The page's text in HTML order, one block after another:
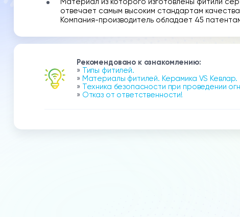
отвечает самым высоким стандартам
Компания-производитель обладает 45
Рекомендовано к ознакомлению:
» Типы фитилей.
» Материалы фитилей. Керамика VS Кевлар.
» Техника безопасности при проведении
» Отказ от ответственности!